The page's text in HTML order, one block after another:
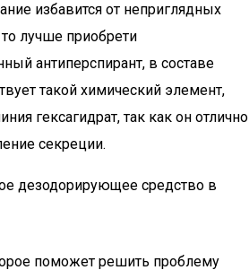
избавится от неприглядных
лучше приобрети
антиперспирант, в составе
такой химический элемент,
гексагидрат, так как он отлично
секреции.
дезодорирующее средство в
поможет решить проблему